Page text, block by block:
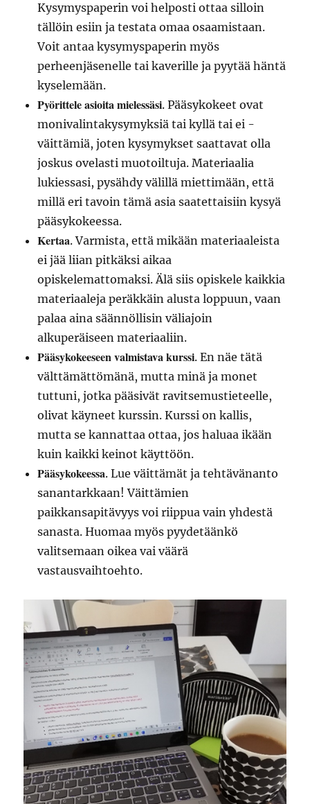
Kysymyspaperin voi helposti ottaa silloin
tällöin esiin ja testata omaa osaamistaan.
Voit antaa kysymyspaperin myös
perheenjäsenelle tai kaverille ja pyytää häntä
kyselemään.
Pyörittele asioita mielessäsi. Pääsykokeet ovat
monivalintakysymyksiä tai kyllä tai ei -
väittämiä, joten kysymykset saattavat olla
joskus ovelasti muotoiltuja. Materiaalia
lukiessasi, pysähdy välillä miettimään, että
millä eri tavoin tämä asia saatettaisiin kysyä
pääsykokeessa.
Kertaa. Varmista, että mikään materiaaleista
ei jää liian pitkäksi aikaa
opiskelemattomaksi. Älä siis opiskele kaikkia
materiaaleja peräkkäin alusta loppuun, vaan
palaa aina säännöllisin väliajoin
alkuperäiseen materiaaliin.
Pääsykokeeseen valmistava kurssi. En näe tätä
välttämättömänä, mutta minä ja monet
tuttuni, jotka pääsivät ravitsemustieteelle,
olivat käyneet kurssin. Kurssi on kallis,
mutta se kannattaa ottaa, jos haluaa ikään
kuin kaikki keinot käyttöön.
Pääsykokeessa. Lue väittämät ja tehtävänanto
sanantarkkaan! Väittämien
paikkansapitävyys voi riippua vain yhdestä
sanasta. Huomaa myös pyydetäänkö
valitsemaan oikea vai väärä
vastausvaihtoehto.